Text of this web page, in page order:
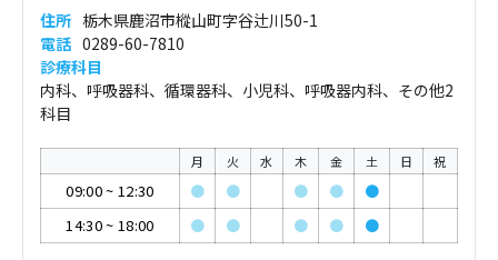
住所 栃木県鹿沼市樅山町字谷辻川50-1
電話 0289-60-7810
診療科目
内科、呼吸器科、循環器科、小児科、呼吸器内科、その他2
科目
月 火 水 木 金 土 日 祝
09:00~ 12:30 ● ● ● ●
●
14:30~ 18:00 ● ● ● ● ●